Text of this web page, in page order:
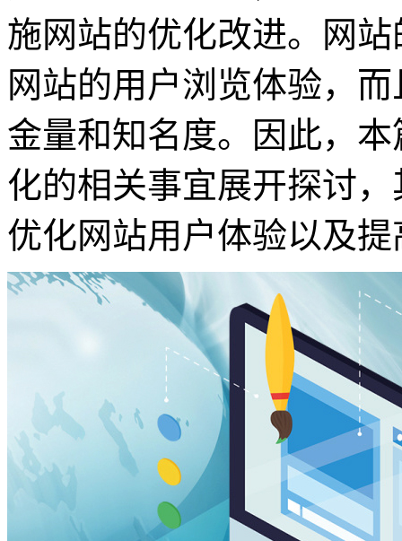
施网站的优化改进。网
网站的用户浏览体验，
金量和知名度。因此，
化的相关事宜展开探讨
优化网站用户体验以及